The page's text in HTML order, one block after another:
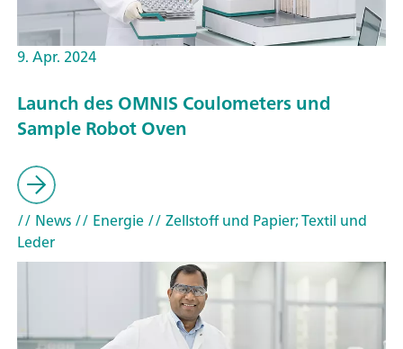
9. Apr. 2024
Launch des OMNIS Coulometers und
Sample Robot Oven
// News// Energie// Zellstoff und Papier; Textil und
Leder